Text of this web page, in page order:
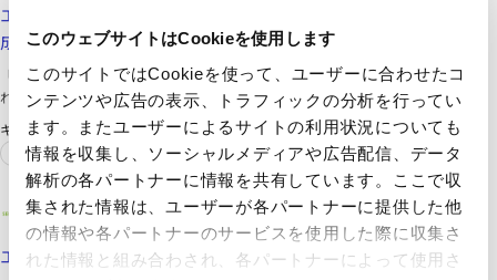
このウェブサイトはCookieを使用します
このサイトではCookieを使って、ユーザーに合わせたコ
ンテンツや広告の表示、トラフィックの分析を行ってい
ます。またユーザーによるサイトの利用状況についても
情報を収集し、ソーシャルメディアや広告配信、データ
解析の各パートナーに情報を共有しています。ここで収
集された情報は、ユーザーが各パートナーに提供した他
の情報や各パートナーのサービスを使用した際に収集さ
れた情報と組み合わされ、各パートナーによって使用さ
エスレンシート（ラミネート）｜素材｜製品情報｜積水化
成品
「エスレンシート（ラミネート）」は、カップ麺容器に使用さ
れ『発泡ポリスチレンラミネートシート』です。
キーワード
シート
エレクトロニクス
積水化成品工業株式会社
https://www.sekisuikasei.com/jp/products/ssp/eslen_sheet_rnw/
エスレンシート RNW｜サステナブル・スタープロダクト